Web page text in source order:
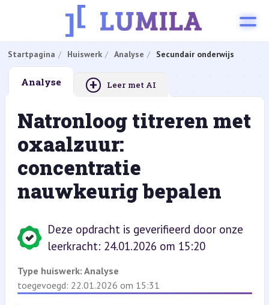
Startpagina Huiswerk Analyse Secundair onderwijs
Analyse + Leer met AI
Natronloog titreren met
oxaalzuur:
concentratie
nauwkeurig bepalen
Deze opdracht is geverifieerd door onze
leerkracht: 24.01.2026 om 15:20
Type huiswerk: Analyse
toegevoegd: 22.01.2026 om 15:31